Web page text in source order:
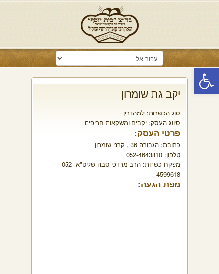
פתח סרגל נגישות
יקב גת שומרון
סוג הכשרות: למהדרין
סיווג העסק: יקבים ומשקאות חריפים
פרטי העסק:
כתובת: הגבורה 36 , קרני שומרון
טלפון: 052-4643810
מפקח כשרות:
הרב מרדכי סבה שליט"א 052-
4599618
מפת הגעה: